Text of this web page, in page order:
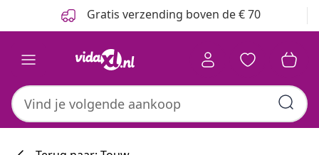
Gratis verzending boven de € 70